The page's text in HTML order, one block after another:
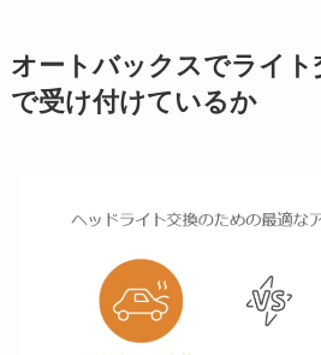
オートバックスでライト
で受け付けているか